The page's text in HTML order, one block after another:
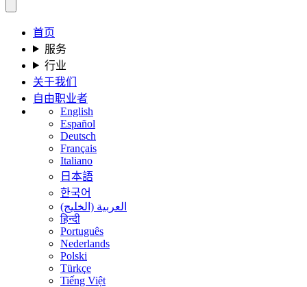
首页
服务
行业
关于我们
自由职业者
English
Español
Deutsch
Français
Italiano
日本語
한국어
العربية (الخليج)
हिन्दी
Português
Nederlands
Polski
Türkçe
Tiếng Việt